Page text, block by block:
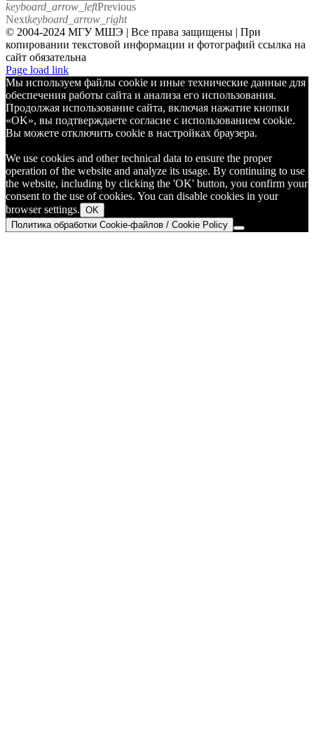
keyboard_arrow_leftPrevious
Nextkeyboard_arrow_right
© 2004-2024 МГУ МШЭ | Все права защищены | При
копировании текстовой информации и фотографий ссылка на
сайт обязательна
Telegram
Page load link
Мы используем файлы cookie и иные технические данные для
обеспечения работы сайта и анализа его использования.
Продолжая использование сайта, включая нажатие кнопки
«OK», вы подтверждаете согласие с использованием cookie.
Вы можете отключить cookie в настройках браузера.
We use cookies and other technical data to ensure the proper
operation of the website and analyze its usage. By continuing to use
the website, including by clicking the 'OK' button, you confirm your
consent to the use of cookies. You can disable cookies in your
browser settings. OK
Политика обработки Cookie-файлов / Cookie Policy